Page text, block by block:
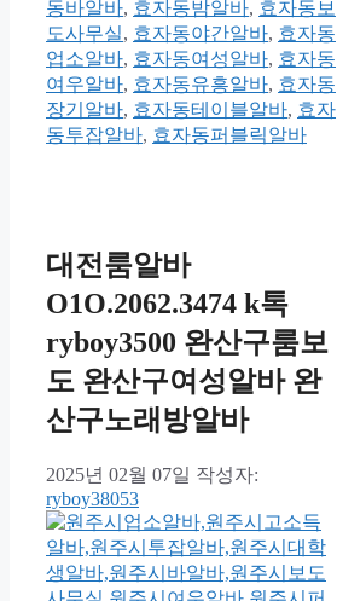
동바알바, 효자동밤알바, 효자동보
도사무실, 효자동야간알바, 효자동
업소알바, 효자동여성알바, 효자동
여우알바, 효자동유흥알바, 효자동
장기알바, 효자동테이블알바, 효자
동투잡알바, 효자동퍼블릭알바
대전룸알바
O1O.2062.3474 k톡
ryboy3500 완산구룸보
도 완산구여성알바 완
산구노래방알바
2025년 02월 07일 작성자:
ryboy38053